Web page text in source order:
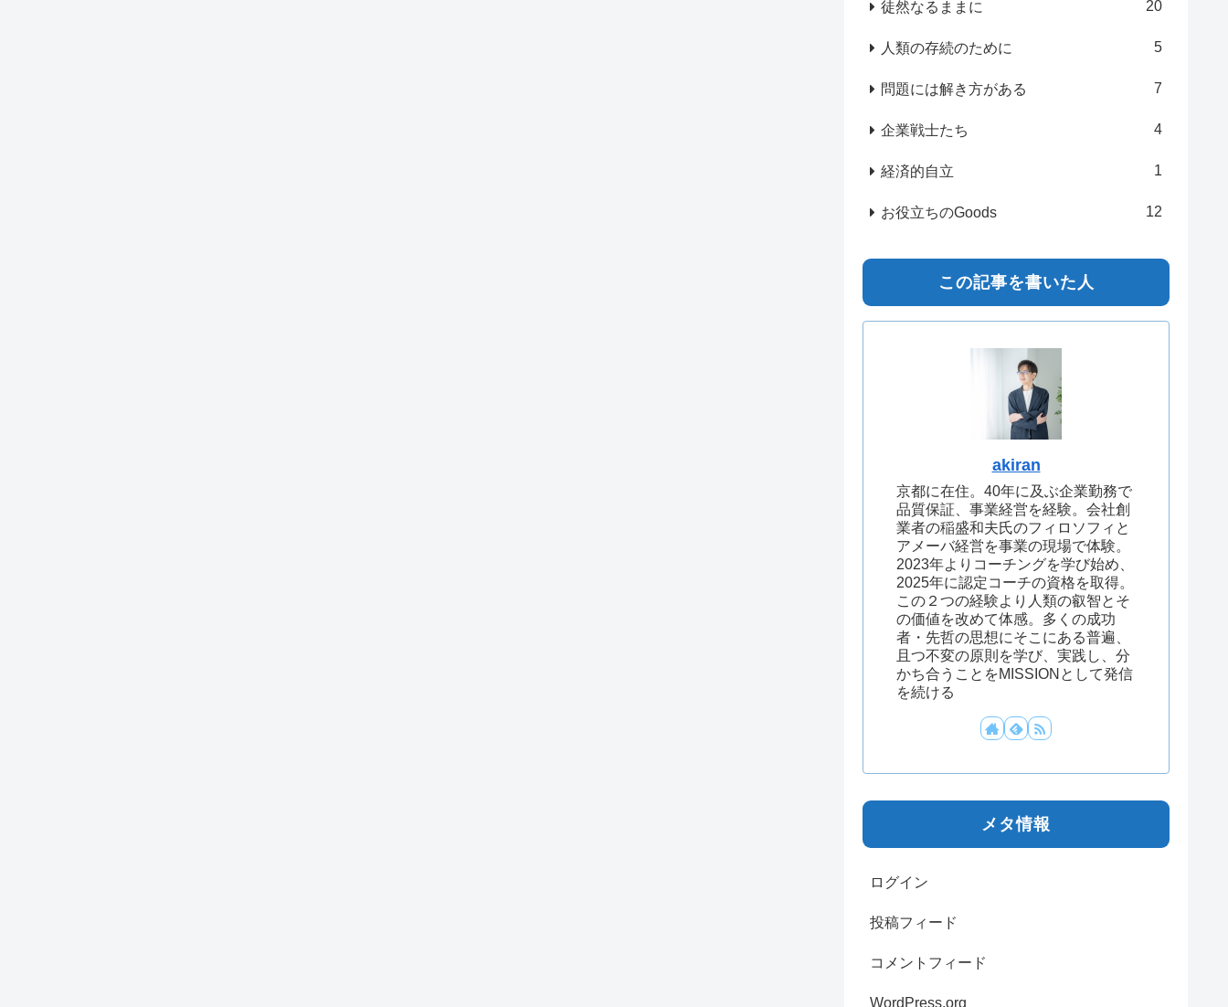
徒然なるままに 20
人類の存続のために 5
問題には解き方がある 7
企業戦士たち 4
経済的自立 1
お役立ちのGoods 12
この記事を書いた人
akiran
京都に在住。40年に及ぶ企業勤務で
品質保証、事業経営を経験。会社創
業者の稲盛和夫氏のフィロソフィと
アメーバ経営を事業の現場で体験。
2023年よりコーチングを学び始め、
2025年に認定コーチの資格を取得。
この２つの経験より人類の叡智とそ
の価値を改めて体感。多くの成功
者・先哲の思想にそこにある普遍、
且つ不変の原則を学び、実践し、分
かち合うことをMISSIONとして発信
を続ける
メタ情報
ログイン
投稿フィード
コメントフィード
WordPress.org